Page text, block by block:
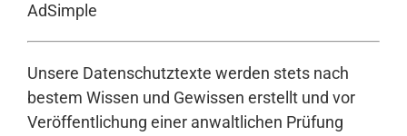
AdSimple
Unsere Datenschutztexte werden stets nach
bestem Wissen und Gewissen erstellt und vor
Veröffentlichung einer anwaltlichen Prüfung